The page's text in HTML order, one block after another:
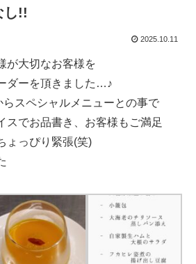
し!!
2025.10.11
が大切なお客様を
ダーを頂きました…♪︎
スペシャルメニューとの事で
スでお品書き、お客様もご満足
っぴり緊張(笑)